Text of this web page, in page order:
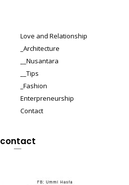
Love and Relationship
_Architecture
__Nusantara
__Tips
_Fashion
Enterpreneurship
Contact
contact